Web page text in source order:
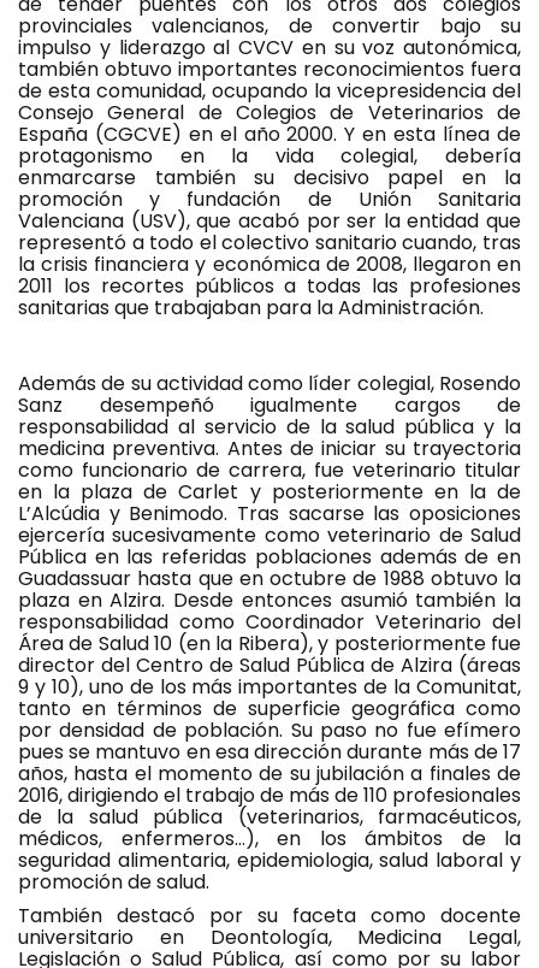
provinciales valencianos, de convertir bajo su
impulso y liderazgo al CVCV en su voz autonómica,
también obtuvo importantes reconocimientos fuera
de esta comunidad, ocupando la vicepresidencia del
Consejo General de Colegios de Veterinarios de
España (CGCVE) en el año 2000. Y en esta línea de
protagonismo en la vida colegial, debería
enmarcarse también su decisivo papel en la
promoción y fundación de Unión Sanitaria
Valenciana (USV), que acabó por ser la entidad que
representó a todo el colectivo sanitario cuando, tras
la crisis financiera y económica de 2008, llegaron en
2011 los recortes públicos a todas las profesiones
sanitarias que trabajaban para la Administración.
Además de su actividad como líder colegial, Rosendo
Sanz desempeñó igualmente cargos de
responsabilidad al servicio de la salud pública y la
medicina preventiva. Antes de iniciar su trayectoria
como funcionario de carrera, fue veterinario titular
en la plaza de Carlet y posteriormente en la de
L’Alcúdia y Benimodo. Tras sacarse las oposiciones
ejercería sucesivamente como veterinario de Salud
Pública en las referidas poblaciones además de en
Guadassuar hasta que en octubre de 1988 obtuvo la
plaza en Alzira. Desde entonces asumió también la
responsabilidad como Coordinador Veterinario del
Área de Salud 10 (en la Ribera), y posteriormente fue
director del Centro de Salud Pública de Alzira (áreas
9 y 10), uno de los más importantes de la Comunitat,
tanto en términos de superficie geográfica como
por densidad de población. Su paso no fue efímero
pues se mantuvo en esa dirección durante más de 17
años, hasta el momento de su jubilación a finales de
2016, dirigiendo el trabajo de más de 110 profesionales
de la salud pública (veterinarios, farmacéuticos,
médicos, enfermeros…), en los ámbitos de la
seguridad alimentaria, epidemiologia, salud laboral y
promoción de salud.
También destacó por su faceta como docente
universitario en Deontología, Medicina Legal,
Legislación o Salud Pública, así como por su labor